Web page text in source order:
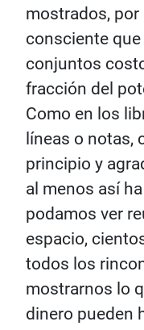
mostrados, por
consciente
conjuntos
fracción del
Como en los
líneas o notas,
principio y
al menos así
podamos ver
espacio,
todos los
mostrarnos lo
dinero pueden